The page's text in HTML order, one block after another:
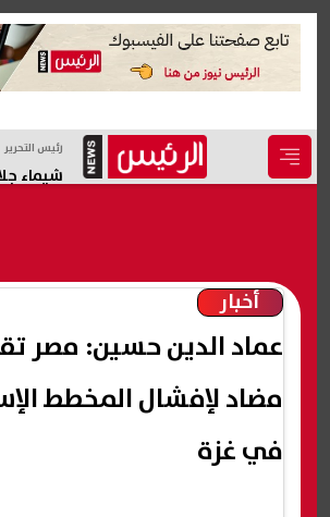
رئيس التحرير
شيماء
أخبار
عماد الدين حسين: مصر
مضاد لإفشال المخطط
في غزة